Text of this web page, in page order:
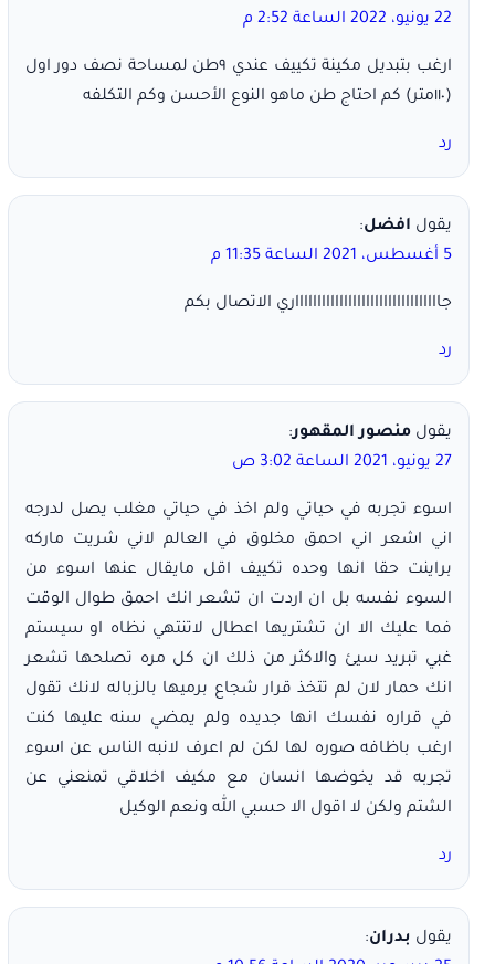
22 يونيو، 2022 الساعة 2:52 م
ارغب بتبديل مكينة تكييف عندي ٩طن لمساحة نصف دور اول
(١١٠متر) كم احتاج طن ماهو النوع الأحسن وكم التكلفه
رد
يقول افضل:
5 أغسطس، 2021 الساعة 11:35 م
جاااااااااااااااااااااااااااااااااري الاتصال بكم
رد
يقول منصور المقهور:
27 يونيو، 2021 الساعة 3:02 ص
اسوء تجربه في حياتي ولم اخذ في حياتي مغلب يصل لدرجه
اني اشعر اني احمق مخلوق في العالم لاني شريت ماركه
براينت حقا انها وحده تكييف اقل مايقال عنها اسوء من
السوء نفسه بل ان اردت ان تشعر انك احمق طوال الوقت
فما عليك الا ان تشتريها اعطال لاتنتهي نظاه او سيستم
غبي تبريد سيئ والاكثر من ذلك ان كل مره تصلحها تشعر
انك حمار لان لم تتخذ قرار شجاع برميها بالزباله لانك تقول
في قراره نفسك انها جديده ولم يمضي سنه عليها كنت
ارغب باظافه صوره لها لكن لم اعرف لانبه الناس عن اسوء
تجربه قد يخوضها انسان مع مكيف اخلاقي تمنعني عن
الشتم ولكن لا اقول الا حسبي الله ونعم الوكيل
رد
يقول بدران: